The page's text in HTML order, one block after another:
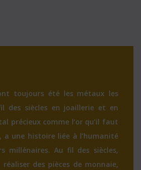
toujours été les métaux les
des siècles en joaillerie et en
précieux comme l’or qu’il faut
a une histoire liée à l’humanité
millénaires. Au fil des siècles,
des pièces de monnaie,